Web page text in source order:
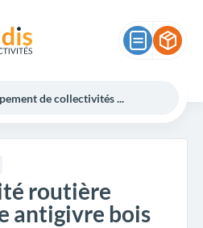
routière
antigivre bois